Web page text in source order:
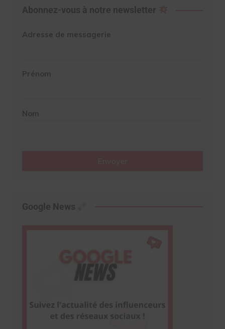
Abonnez-vous à notre newsletter
Adresse de messagerie
Prénom
Nom
Google News